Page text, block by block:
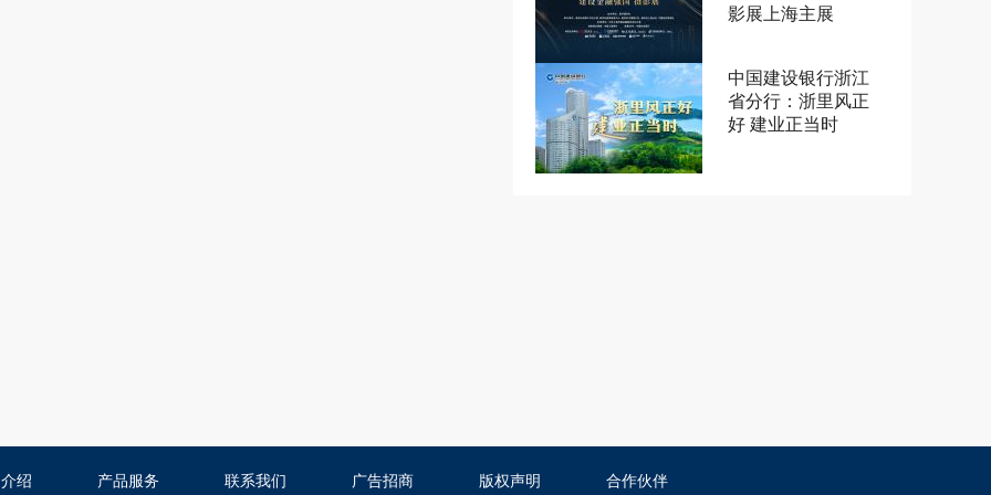
影展上海主展
中国建设银行浙江
省分行：浙里风正
好 建业正当时
绍 产品服务 联系我们 广告招商 版权声明 合作伙伴